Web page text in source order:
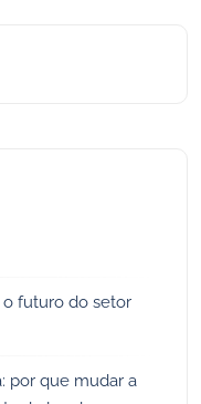
futuro do setor
por que mudar a